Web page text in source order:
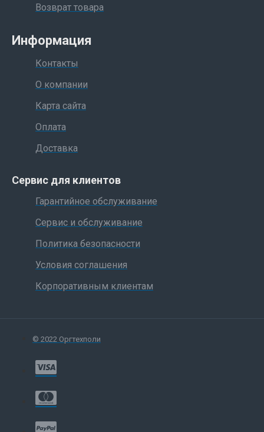
Возврат товара
Информация
Контакты
О компании
Карта сайта
Оплата
Доставка
Сервис для клиентов
Гарантийное обслуживание
Сервис и обслуживание
Политика безопасности
Условия соглашения
Корпоративным клиентам
© 2022 Оргтехполи